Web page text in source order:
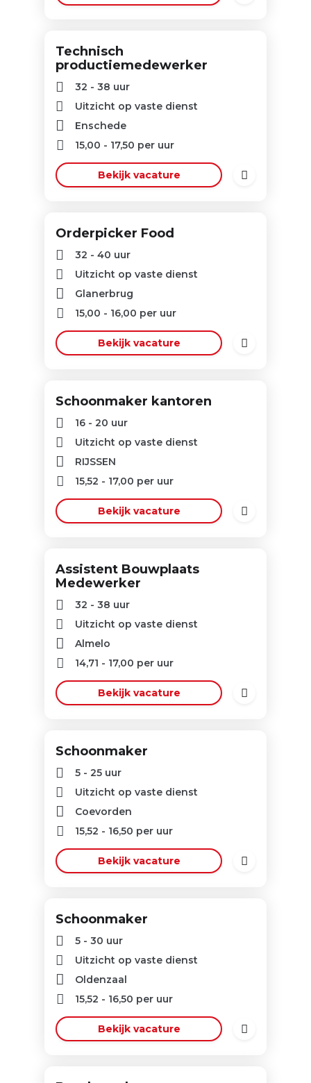
Technisch
productiemedewerker
32 - 38 uur
Uitzicht op vaste dienst
Enschede
15,00 - 17,50 per uur
Bekijk vacature
Orderpicker Food
32 - 40 uur
Uitzicht op vaste dienst
Glanerbrug
15,00 - 16,00 per uur
Bekijk vacature
Schoonmaker kantoren
16 - 20 uur
Uitzicht op vaste dienst
RIJSSEN
15,52 - 17,00 per uur
Bekijk vacature
Assistent Bouwplaats
Medewerker
32 - 38 uur
Uitzicht op vaste dienst
Almelo
14,71 - 17,00 per uur
Bekijk vacature
Schoonmaker
5 - 25 uur
Uitzicht op vaste dienst
Coevorden
15,52 - 16,50 per uur
Bekijk vacature
Schoonmaker
5 - 30 uur
Uitzicht op vaste dienst
Oldenzaal
15,52 - 16,50 per uur
Bekijk vacature